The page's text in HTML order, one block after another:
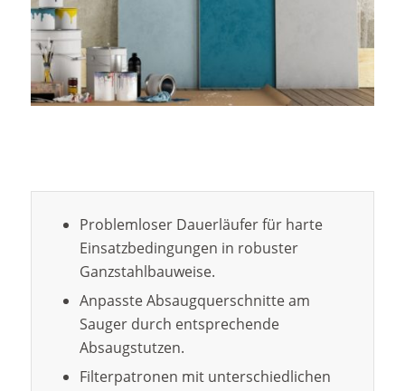
Problemloser Dauerläufer für harte
Einsatzbedingungen in robuster
Ganzstahlbauweise.
Anpasste Absaugquerschnitte am
Sauger durch entsprechende
Absaugstutzen.
Filterpatronen mit unterschiedlichen